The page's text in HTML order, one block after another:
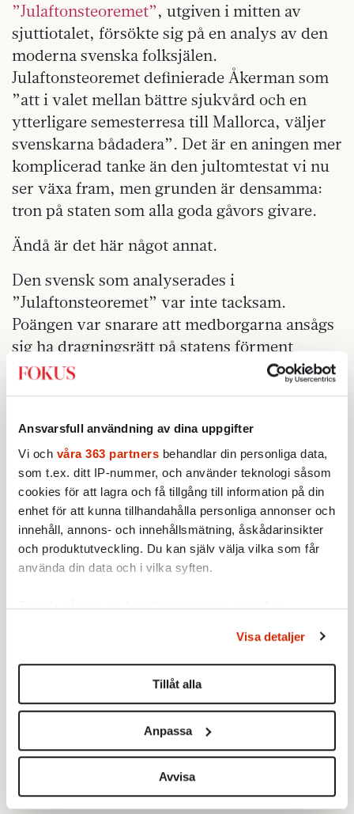
Ansvarsfull användning av dina uppgifter
Vi och våra 363 partners behandlar din personliga data,
som t.ex. ditt IP-nummer, och använder teknologi såsom
cookies för att lagra och få tillgång till information på din
enhet för att kunna tillhandahålla personliga annonser och
innehåll, annons- och innehållsmätning, åskådarinsikter
och produktutveckling. Du kan själv välja vilka som får
använda din data och i vilka syften.
Ta reda på mer om hur dina personliga uppgifter
Du kan ändra eller dra tillbaka ditt samtycke när som
helst från cookie-förklaringen.
Vi använder enhetsidentifierare för att anpassa innehållet
för sociala medier och analysera vår trafik. Vi
vidarebefordrar även sådana identifierare och annan
information från din enhet till de sociala medier och
annons- och analysföretag som vi samarbetar med.
Visa detaljer
Tillåt alla
Anpassa
Avvisa
”Julaftonsteoremet”, utgiven i mitten av
sjuttiotalet, försökte sig på en analys av den
moderna svenska folksjälen.
Julaftonsteoremet definierade Åkerman som
”att i valet mellan bättre sjukvård och en
ytterligare semesterresa till Mallorca, väljer
svenskarna bådadera”. Det är en aningen mer
komplicerad tanke än den jultomtestat vi nu
ser växa fram, men grunden är densamma:
tron på staten som alla goda gåvors givare.
Ändå är det här något annat.
Den svensk som analyserades i
”Julaftonsteoremet” var inte tacksam.
Poängen var snarare att medborgarna ansågs
sig ha dragningsrätt på statens förment
outsinliga tillgångar. Ingen skulle behöva
förnedra sig genom att tacka. Den här gången
skepnaden av sträng förälder, vars nyckfulla
välvilja inte har det minsta att göra med
rättigheter eller ens förutsebarhet. Staten ger
och staten tar, ungefär som de grekiska
gudarna i antikens myter. Allt vi medborgare
kan göra är att acceptera vårt öde, eller
vädja, offra och sedan prisa jultomtestaten
dag eller två att umgås på.
gissa att Löfven snart börjar odla
skägg, precis som Zeus och tomtefar?
Läs fler inlägg i Johan Hakelius blogg här!